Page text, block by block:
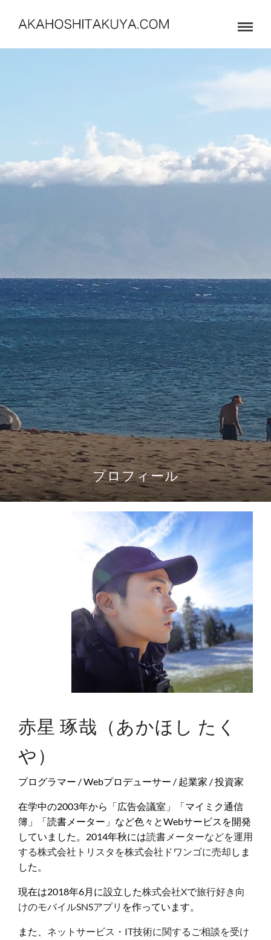
プロフィール
赤星 琢哉（あかほし たく
や）
プログラマー / Webプロデューサー / 起業家 / 投資家
在学中の2003年から「広告会議室」「マイミク通信
簿」「読書メーター」など色々とWebサービスを開発
していました。2014年秋には読書メーターなどを運用
する株式会社トリスタを株式会社ドワンゴに売却 しま
した。
現在は2018年6月に設立した株式会社Xで旅行好き向
けのモバイルSNSアプリ を作っています。
また、 ネットサービス・IT技術に関するご相談を受け